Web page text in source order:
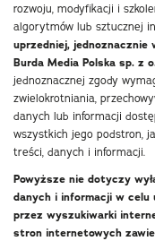
rozwoju, modyfikacji i
algorytmów lub sztucznej
uprzedniej,
Burda Media Polska sp. z
jednoznacznej zgody
zwielokrotniania,
danych lub informacji
wszystkich jego podstron,
treści, danych i informacji.
Powyższe nie dotyczy
danych i informacji w celu
przez wyszukiwarki
stron internetowych